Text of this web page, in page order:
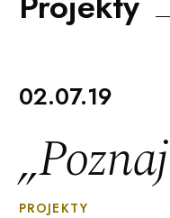
02.07.19
PROJEKTY